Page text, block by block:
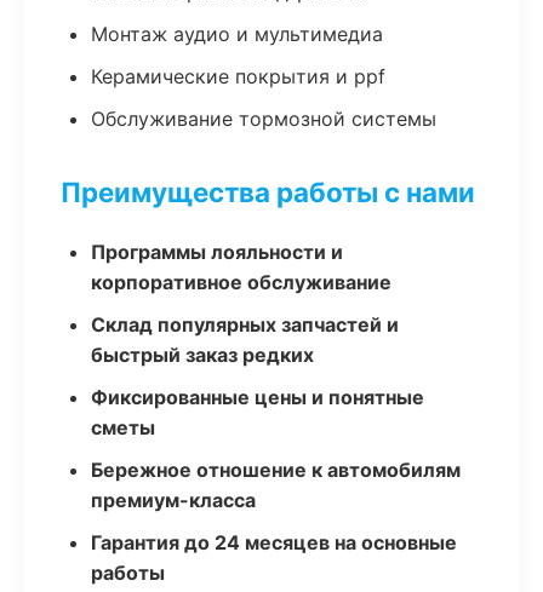
Монтаж аудио и мультимедиа
Керамические покрытия и ppf
Обслуживание тормозной системы
Преимущества работы с нами
Программы лояльности и
корпоративное обслуживание
Склад популярных запчастей и
быстрый заказ редких
Фиксированные цены и понятные
сметы
Бережное отношение к автомобилям
премиум-класса
Гарантия до 24 месяцев на основные
работы